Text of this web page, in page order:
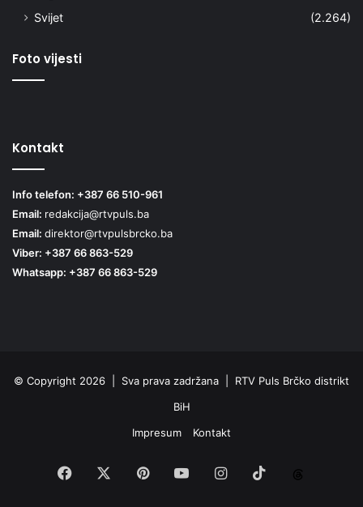
Svijet
(2.264)
Foto vijesti
Kontakt
Info telefon: +387 66 510-961
Email: redakcija@rtvpuls.ba
Email: direktor@rtvpulsbrcko.ba
Viber: +387 66 863-529
Whatsapp: +387 66 863-529
© Copyright 2026 | Sva prava zadržana | RTV Puls Brčko distrikt
BiH
Impresum
Kontakt
Facebook PinterestYouTubeInstagram
TikTok